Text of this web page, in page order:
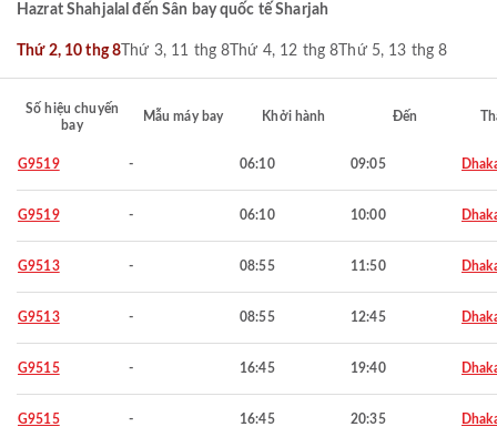
Hazrat Shahjalal đến Sân bay quốc tế Sharjah
Thứ 2, 10 thg 8 Thứ 3, 11 thg 8 Thứ 4, 12 thg 8 Thứ 5, 13 thg 8
Số hiệu chuyến
bay
Mẫu máy bay Khởi hành Đến
G9519 - 06:10 09:05
G9519 - 06:10 10:00
G9513 - 08:55 11:50
G9513 - 08:55 12:45
G9515 - 16:45 19:40
G9515 - 16:45 20:35